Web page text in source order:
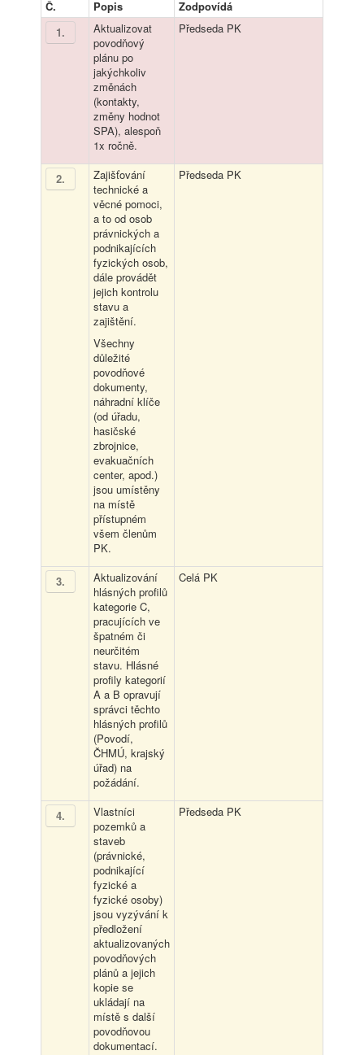
Č. Popis
Zodpovídá
1.
Aktualizovat
povodňový
plánu po
jakýchkoliv
změnách
(kontakty,
změny hodnot
SPA), alespoň
1x ročně.
Předseda PK
2.
Zajišťování
technické a
věcné pomoci,
a to od osob
právnických a
podnikajících
fyzických osob,
dále provádět
jejich kontrolu
stavu a
zajištění.
Všechny
důležité
povodňové
dokumenty,
náhradní klíče
(od úřadu,
hasičské
zbrojnice,
evakuačních
center, apod.)
jsou umístěny
na místě
přístupném
všem členům
PK.
Předseda PK
3.
Aktualizování
hlásných profilů
kategorie C,
pracujících ve
špatném či
neurčitém
stavu. Hlásné
profily kategorií
A a B opravují
správci těchto
hlásných profilů
(Povodí,
ČHMÚ, krajský
úřad) na
požádání.
Celá PK
4.
Vlastníci
pozemků a
staveb
(právnické,
podnikající
fyzické a
fyzické osoby)
jsou vyzývání k
předložení
aktualizovaných
povodňových
plánů a jejich
kopie se
ukládají na
místě s další
povodňovou
dokumentací.
Předseda PK